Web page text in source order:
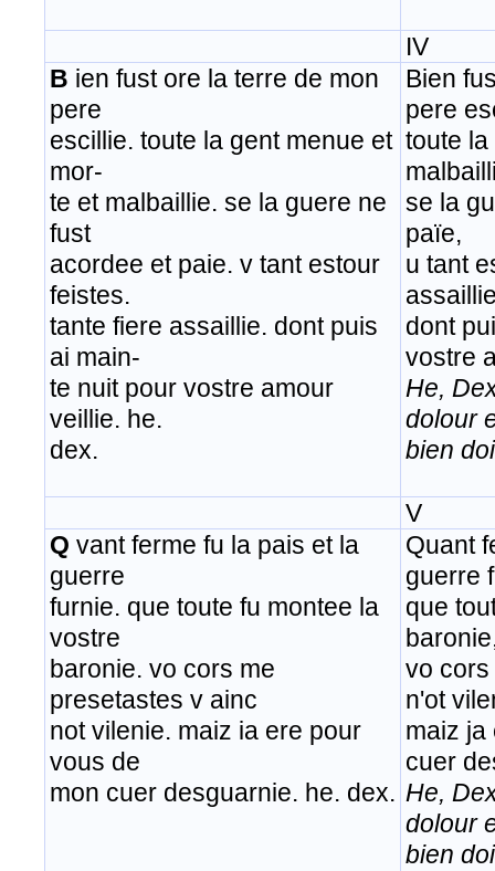
IV
B ien fust ore la terre de mon
pere
escillie. toute la gent menue et
mor-
te et malbaillie. se la guere ne
fust
acordee et paie. v tant estour
feistes.
tante fiere assaillie. dont puis
ai main-
te nuit pour vostre amour
veillie. he.
dex.
Bien
pere
toute
se la
païe,
u tant
dont
vostre
He,
dolour
bien
V
Q vant ferme fu la pais et la
guerre
furnie. que toute fu montee la
vostre
baronie. vo cors me
presetastes v ainc
not vilenie. maiz ia ere pour
vous de
mon cuer desguarnie. he. dex.
Quant
guerre
que
vo cors
n'ot
maiz ja
cuer
He,
dolour
bien